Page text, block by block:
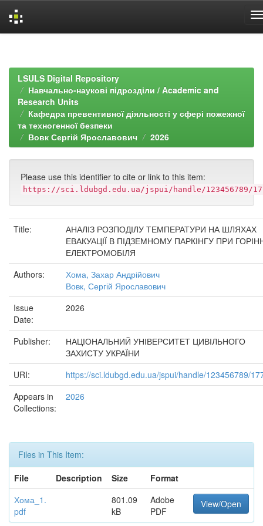
LSULS Digital Repository
Навчально-наукові підрозділи / Academic and
Research Units
Кафедра превентивної діяльності у сфері пожежної
та техногенної безпеки
Вовк Сергій Ярославович
2026
Please use this identifier to cite or link to this item:
https://sci.ldubgd.edu.ua/jspui/handle/123456789/
Title:
АНАЛІЗ РОЗПОДІЛУ ТЕМПЕРАТУРИ НА ШЛЯХАХ
ЕВАКУАЦІЇ В ПІДЗЕМНОМУ ПАРКІНГУ ПРИ
ЕЛЕКТРОМОБІЛЯ
Authors:
Хома, Захар Андрійович
Вовк, Сергій Ярославович
Issue
Date:
2026
Publisher:
НАЦІОНАЛЬНИЙ УНІВЕРСИТЕТ ЦИВІЛЬНОГО
ЗАХИСТУ УКРАЇНИ
URI:
https://sci.ldubgd.edu.ua/jspui/handle/123456789/
Appears in
Collections:
2026
Files in This Item:
File
Description Size
Format
Хома_1.
pdf
801.09
kB
Adobe
PDF
View/Open